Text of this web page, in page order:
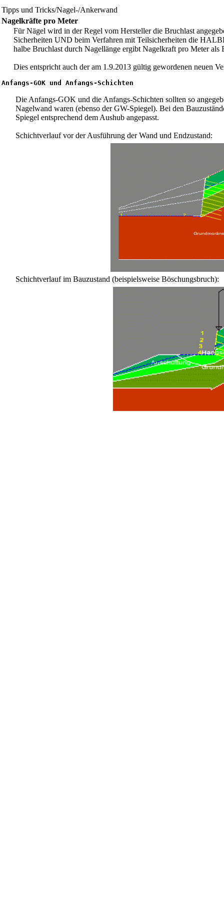
Tipps und Tricks/Nagel-/Ankerwand
Nagelkräfte pro Meter
Für Nägel wird in der Regel vom Hersteller die Bruchlast
Sicherheiten UND beim Verfahren mit Teilsicherheiten die
halbe Bruchlast durch Nagellänge ergibt Nagelkraft pro Meter als
Dies entspricht auch der am 1.9.2013 gültig gewordenen neuen
Anfangs-GOK und Anfangs-Schichten
Die Anfangs-GOK und die Anfangs-Schichten sollten so
Nagelwand waren (ebenso der GW-Spiegel). Bei den
Spiegel entsprechend dem Aushub angepasst.
Schichtverlauf vor der Ausführung der Wand und Endzustand:
Schichtverlauf im Bauzustand (beispielsweise Böschungsbruch):